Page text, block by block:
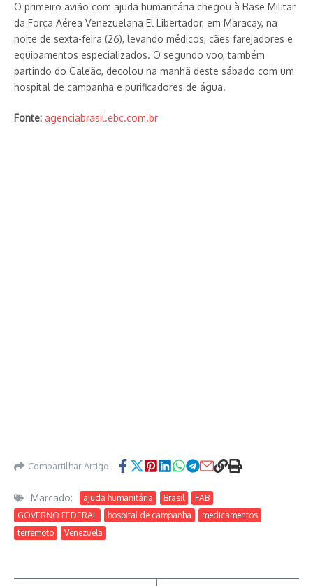
O primeiro avião com ajuda humanitária chegou à Base Militar
da Força Aérea Venezuelana El Libertador, em Maracay, na
noite de sexta-feira (26), levando médicos, cães farejadores e
equipamentos especializados. O segundo voo, também
partindo do Galeão, decolou na manhã deste sábado com um
hospital de campanha e purificadores de água.
Fonte: agenciabrasil.ebc.com.br
Compartilhar Artigo
Marcado: ajuda humanitária Brasil
FAB
GOVERNO FEDERAL
hospital de campanha
medicamentos
terremoto
Venezuela